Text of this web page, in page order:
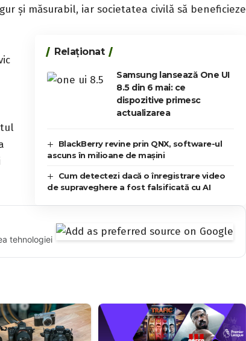
și măsurabil, iar societatea civilă să beneficieze
Relaționat
Samsung lansează One UI
8.5 din 6 mai: ce
dispozitive primesc
actualizarea
BlackBerry revine prin QNX, software-ul
ascuns în milioane de mașini
Cum detectezi dacă o înregistrare video
de supraveghere a fost falsificată cu AI
tehnologiei